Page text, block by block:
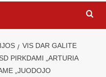
VIS DAR GALITE
PIRKDAMI „ARTURIA
„JUODOJO